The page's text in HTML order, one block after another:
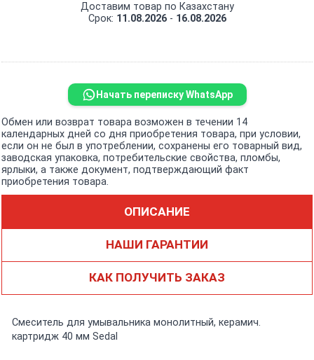
Доставим товар по Казахстану
Срок: 11.08.2026- 16.08.2026
Начать переписку WhatsApp
Обмен или возврат товара возможен в течении 14
календарных дней со дня приобретения товара, при условии,
если он не был в употреблении, сохранены его товарный вид,
заводская упаковка, потребительские свойства, пломбы,
ярлыки, а также документ, подтверждающий факт
приобретения товара.
ОПИСАНИЕ
НАШИ ГАРАНТИИ
КАК ПОЛУЧИТЬ ЗАКАЗ
Смеситель для умывальника монолитный, керамич.
картридж 40 мм Sedal